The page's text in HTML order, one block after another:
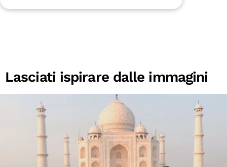
Lasciati ispirare dalle immagini